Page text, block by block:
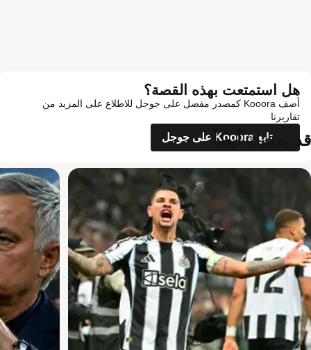
هل استمتعت بهذه القصة؟
أضف Kooora كمصدر مفضل على جوجل للاطلاع على المزيد من
تقاريرنا
تابع Kooora على جوجل
قد يعجبك أيضاً